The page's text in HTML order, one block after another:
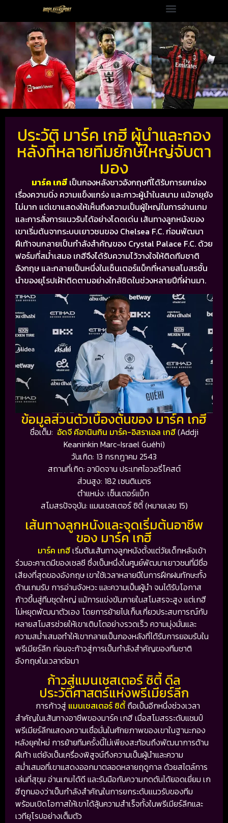
ประวัติ มาร์ค เกฮี ผู้นำและกอง
หลังที่หลายทีมยักษ์ใหญ่จับตา
มอง
มาร์ค เกฮี เป็นกองหลังชาวอังกฤษที่ได้รับการยกย่อง
เรื่องความนิ่ง ความแข็งแกร่ง และภาวะผู้นำในสนาม แม้อายุยัง
ไม่มาก แต่เขาแสดงให้เห็นถึงความเป็นผู้ใหญ่ในการอ่านเกม
และการสั่งการแนวรับได้อย่างโดดเด่น เส้นทางลูกหนังของ
เขาเริ่มต้นจากระบบเยาวชนของ Chelsea F.C.ก่อนพัฒนา
ฝีเท้าจนกลายเป็นกำลังสำคัญของ Crystal Palace F.C. ด้วย
ฟอร์มที่สม่ำเสมอ เกฮีจึงได้รับความไว้วางใจให้ติดทีมชาติ
อังกฤษ และกลายเป็นหนึ่งในเซ็นเตอร์แบ็กที่หลายสโมสรชั้น
นำของยุโรปเฝ้าติดตามอย่างใกล้ชิดในช่วงหลายปีที่ผ่านมา.
ข้อมูลส่วนตัวเบื้องต้นของ มาร์ค เกฮี
ชื่อเต็ม: อัดจี คีอานินกิน มาร์ค-อิสราเอล เกฮี(Addji
Keaninkin Marc-Israel Guéhi)
วันเกิด: 13 กรกฎาคม 2543
สถานที่เกิด: อาบิดจาน ประเทศไอวอรี่โคสต์
ส่วนสูง: 182 เซนติเมตร
ตำแหน่ง: เซ็นเตอร์แบ็ก
สโมสรปัจจุบัน: แมนเชสเตอร์ ซิตี้ (หมายเลข 15)
เส้นทางลูกหนังและจุดเริ่มต้นอาชีพ
ของ มาร์ค เกฮี
มาร์ค เกฮีเริ่มต้นเส้นทางลูกหนังตั้งแต่วัยเด็กหลังเข้า
ร่วมอะคาเดมีของเชลซี ซึ่งเป็นหนึ่งในศูนย์พัฒนาเยาวชนที่มีชื่อ
เสียงที่สุดของอังกฤษ เขาใช้เวลาหลายปีในการฝึกฝนทักษะทั้ง
ด้านเกมรับ การอ่านจังหวะ และความเป็นผู้นำ จนได้รับโอกาส
ก้าวขึ้นสู่ทีมชุดใหญ่ แม้การแข่งขันภายในสโมสรจะสูง แต่เกฮี
ไม่หยุดพัฒนาตัวเอง โดยการย้ายไปเก็บเกี่ยวประสบการณ์กับ
หลายสโมสรช่วยให้เขาเติบโตอย่างรวดเร็ว ความมุ่งมั่นและ
ความสม่ำเสมอทำให้เขากลายเป็นกองหลังที่ได้รับการยอมรับใน
พรีเมียร์ลีก ก่อนจะก้าวสู่การเป็นกำลังสำคัญของทีมชาติ
อังกฤษในเวลาต่อมา
ก้าวสู่แมนเชสเตอร์ ซิตี้ ดีล
ประวัติศาสตร์แห่งพรีเมียร์ลีก
การก้าวสู่ แมนเชสเตอร์ ซิตี้ถือเป็นอีกหนึ่งช่วงเวลา
สำคัญในเส้นทางอาชีพของมาร์ค เกฮี เมื่อสโมสรระดับแชมป์
พรีเมียร์ลีกแสดงความเชื่อมั่นในศักยภาพของเขาในฐานะกอง
หลังยุคใหม่ การย้ายทีมครั้งนี้ไม่เพียงสะท้อนถึงพัฒนาการด้าน
ฝีเท้า แต่ยังเป็นเครื่องพิสูจน์ถึงความเป็นผู้นำและความ
สม่ำเสมอที่เขาแสดงออกมาตลอดหลายฤดูกาล ด้วยสไตล์การ
เล่นที่สุขุม อ่านเกมได้ดี และรับมือกับความกดดันได้ยอดเยี่ยม เก
ฮีถูกมองว่าเป็นกำลังสำคัญในการยกระดับแนวรับของทีม
พร้อมเปิดโอกาสให้เขาได้ลุ้นความสำเร็จทั้งในพรีเมียร์ลีกและ
เวทียุโรปอย่างเต็มตัว